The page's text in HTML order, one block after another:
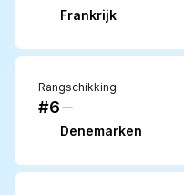
Frankrijk
Rangschikking
#6
Denemarken